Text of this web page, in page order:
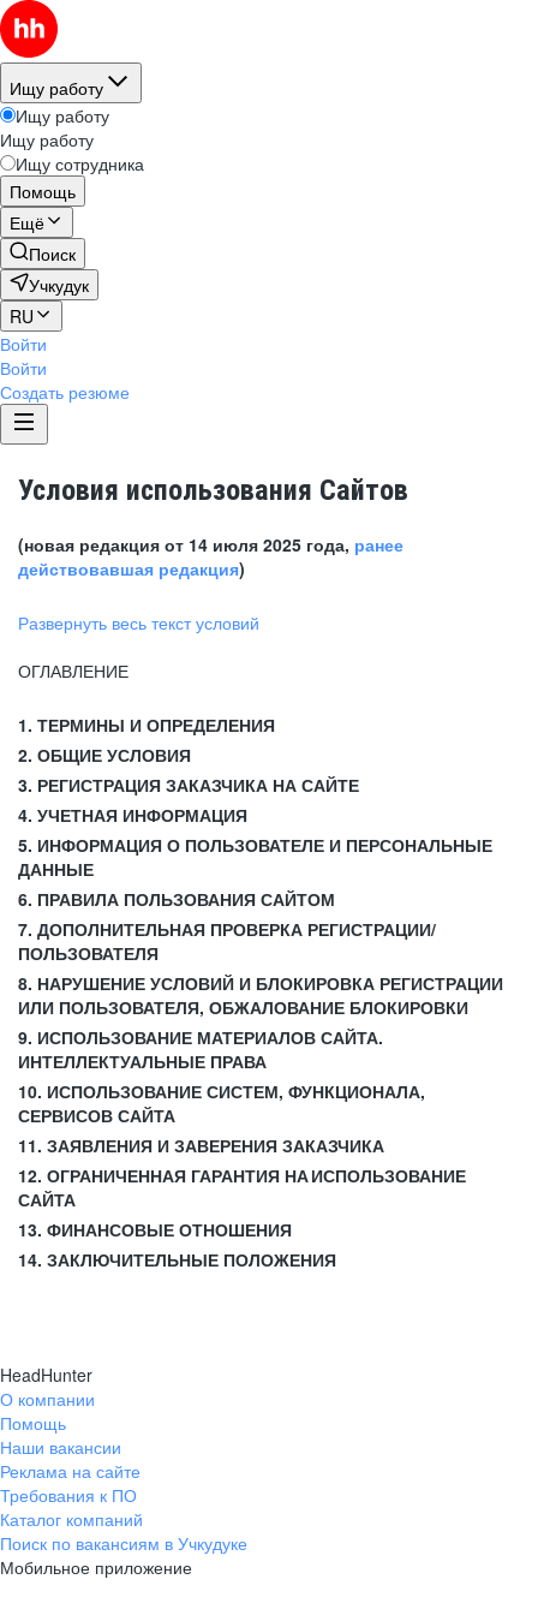
Ищу работу
Ищу работу
Ищу работу
Ищу сотрудника
Помощь
Ещё
Поиск
Учкудук
RU
Войти
Войти
Создать резюме
Условия использования Сайтов
(новая редакция от 14 июля 2025 года, ранее
действовавшая редакция)
Развернуть весь текст условий
ОГЛАВЛЕНИЕ
1. ТЕРМИНЫ И ОПРЕДЕЛЕНИЯ
2. ОБЩИЕ УСЛОВИЯ
3. РЕГИСТРАЦИЯ ЗАКАЗЧИКА НА САЙТЕ
4. УЧЕТНАЯ ИНФОРМАЦИЯ
5. ИНФОРМАЦИЯ О ПОЛЬЗОВАТЕЛЕ И ПЕРСОНАЛЬНЫЕ
ДАННЫЕ
6. ПРАВИЛА ПОЛЬЗОВАНИЯ САЙТОМ
7. ДОПОЛНИТЕЛЬНАЯ ПРОВЕРКА РЕГИСТРАЦИИ/
ПОЛЬЗОВАТЕЛЯ
8. НАРУШЕНИЕ УСЛОВИЙ И БЛОКИРОВКА РЕГИСТРАЦИИ
ИЛИ ПОЛЬЗОВАТЕЛЯ, ОБЖАЛОВАНИЕ БЛОКИРОВКИ
9. ИСПОЛЬЗОВАНИЕ МАТЕРИАЛОВ САЙТА.
ИНТЕЛЛЕКТУАЛЬНЫЕ ПРАВА
10. ИСПОЛЬЗОВАНИЕ СИСТЕМ, ФУНКЦИОНАЛА,
СЕРВИСОВ САЙТА
11. ЗАЯВЛЕНИЯ И ЗАВЕРЕНИЯ ЗАКАЗЧИКА
12. ОГРАНИЧЕННАЯ ГАРАНТИЯ НА ИСПОЛЬЗОВАНИЕ
САЙТА
13. ФИНАНСОВЫЕ ОТНОШЕНИЯ
14. ЗАКЛЮЧИТЕЛЬНЫЕ ПОЛОЖЕНИЯ
HeadHunter
О компании
Помощь
Наши вакансии
Реклама на сайте
Требования к ПО
Каталог компаний
Поиск по вакансиям в Учкудуке
Мобильное приложение